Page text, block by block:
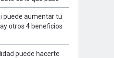
puede aumentar tu
otros 4 beneficios
puede hacerte